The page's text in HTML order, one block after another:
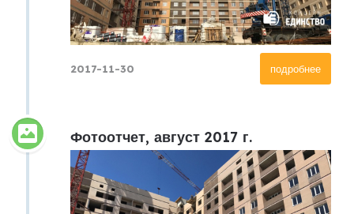
подробнее
2017-11-30
Фотоотчет, август 2017 г.